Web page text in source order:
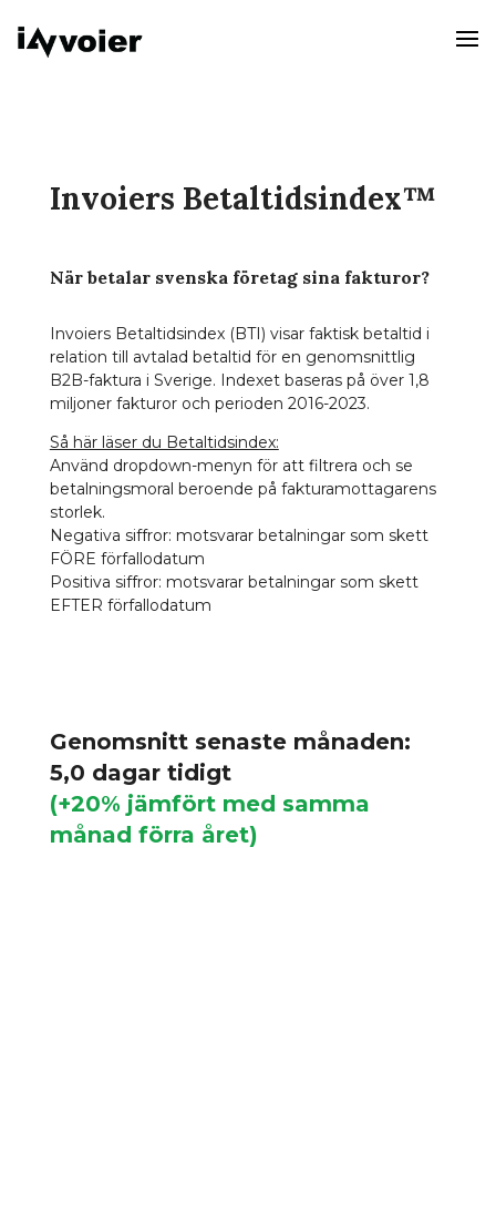
Invoiers Betaltidsindex™
När betalar svenska företag sina fakturor?
Invoiers Betaltidsindex (BTI) visar faktisk betaltid i
relation till avtalad betaltid för en genomsnittlig
B2B-faktura i Sverige. Indexet baseras på över 1,8
miljoner fakturor och perioden 2016-2023.
Så här läser du Betaltidsindex:
Använd dropdown-menyn för att filtrera och se
betalningsmoral beroende på fakturamottagarens
storlek.
Negativa siffror: motsvarar betalningar som skett
FÖRE förfallodatum
Positiva siffror: motsvarar betalningar som skett
EFTER förfallodatum
Genomsnitt senaste månaden:
5,0 dagar tidigt
(+20% jämfört med samma
månad förra året)